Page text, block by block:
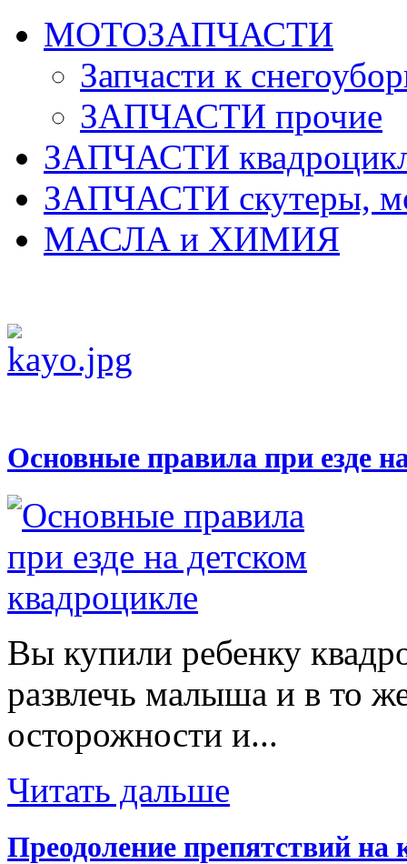
МОТОЗАПЧАСТИ
Запчасти к
ЗАПЧАСТИ прочие
ЗАПЧАСТИ
ЗАПЧАСТИ скутеры,
МАСЛА и ХИМИЯ
Основные правила при езде
Вы купили ребенку
развлечь малыша и в то
осторожности и...
Читать дальше
Преодоление препятствий на